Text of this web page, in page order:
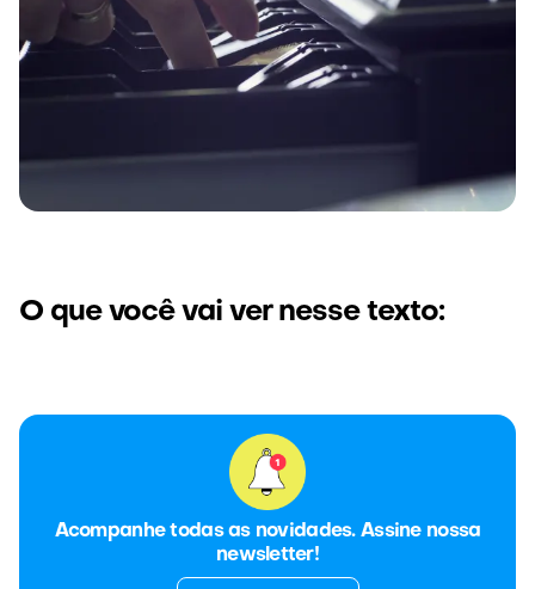
Acompanhe todas as novidades. Assine nossa
newsletter!
O que você vai ver nesse texto: